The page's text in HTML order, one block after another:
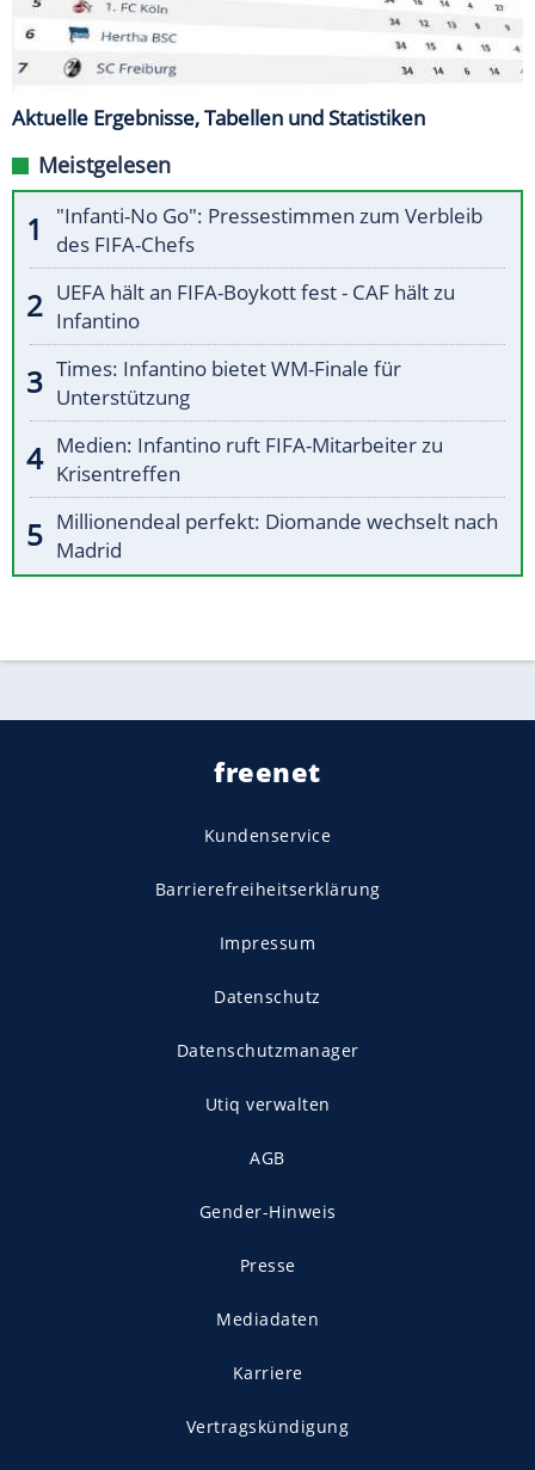
Aktuelle Ergebnisse, Tabellen und Statistiken
Meistgelesen
"Infanti-No Go": Pressestimmen zum Verbleib
des FIFA-Chefs
UEFA hält an FIFA-Boykott fest - CAF hält zu
Infantino
Times: Infantino bietet WM-Finale für
Unterstützung
Medien: Infantino ruft FIFA-Mitarbeiter zu
Krisentreffen
Millionendeal perfekt: Diomande wechselt nach
Madrid
freenet
Kundenservice
Barrierefreiheitserklärung
Impressum
Datenschutz
Datenschutzmanager
Utiq verwalten
AGB
Gender-Hinweis
Presse
Mediadaten
Karriere
Vertragskündigung